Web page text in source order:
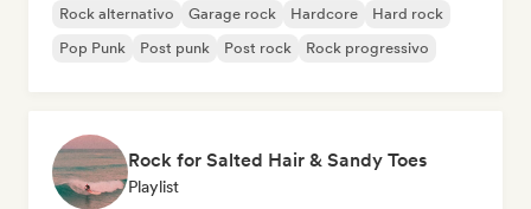
Rock alternativo Garage rock Hardcore
Hard rock
Pop Punk
Post punk Post rock Rock progressivo
Rock for Salted Hair & Sandy Toes
Playlist